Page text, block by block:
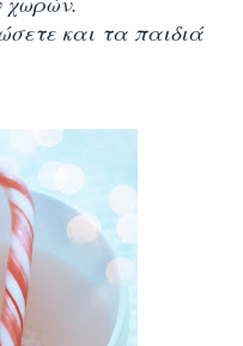
και τα παιδιά